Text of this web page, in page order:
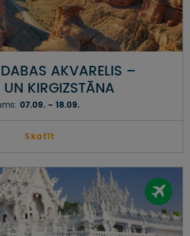
AKVARELIS –
KIRGIZSTĀNA
07.09. - 18.09.
Skatīt